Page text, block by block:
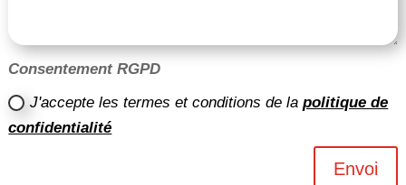
Consentement RGPD
J'accepte les termes et conditions de lapolitique de
confidentialité
Envoi